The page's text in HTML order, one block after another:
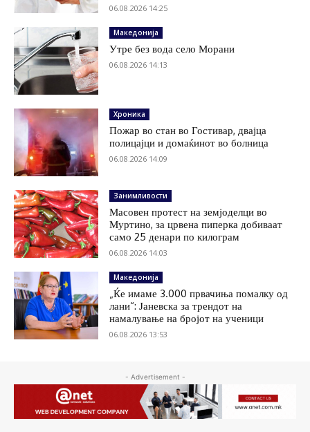
06.08.2026 14:25
Македонија
Утре без вода село Морани
06.08.2026 14:13
Хроника
Пожар во стан во Гостивар, двајца
полицајци и домаќинот во болница
06.08.2026 14:09
Занимливости
Масовен протест на земјоделци во
Муртино, за црвена пиперка добиваат
само 25 денари по килограм
06.08.2026 14:03
Македонија
„Ќе имаме 3.000 првачиња помалку од
лани“: Јаневска за трендот на
намалување на бројот на ученици
06.08.2026 13:53
- Advertisement -